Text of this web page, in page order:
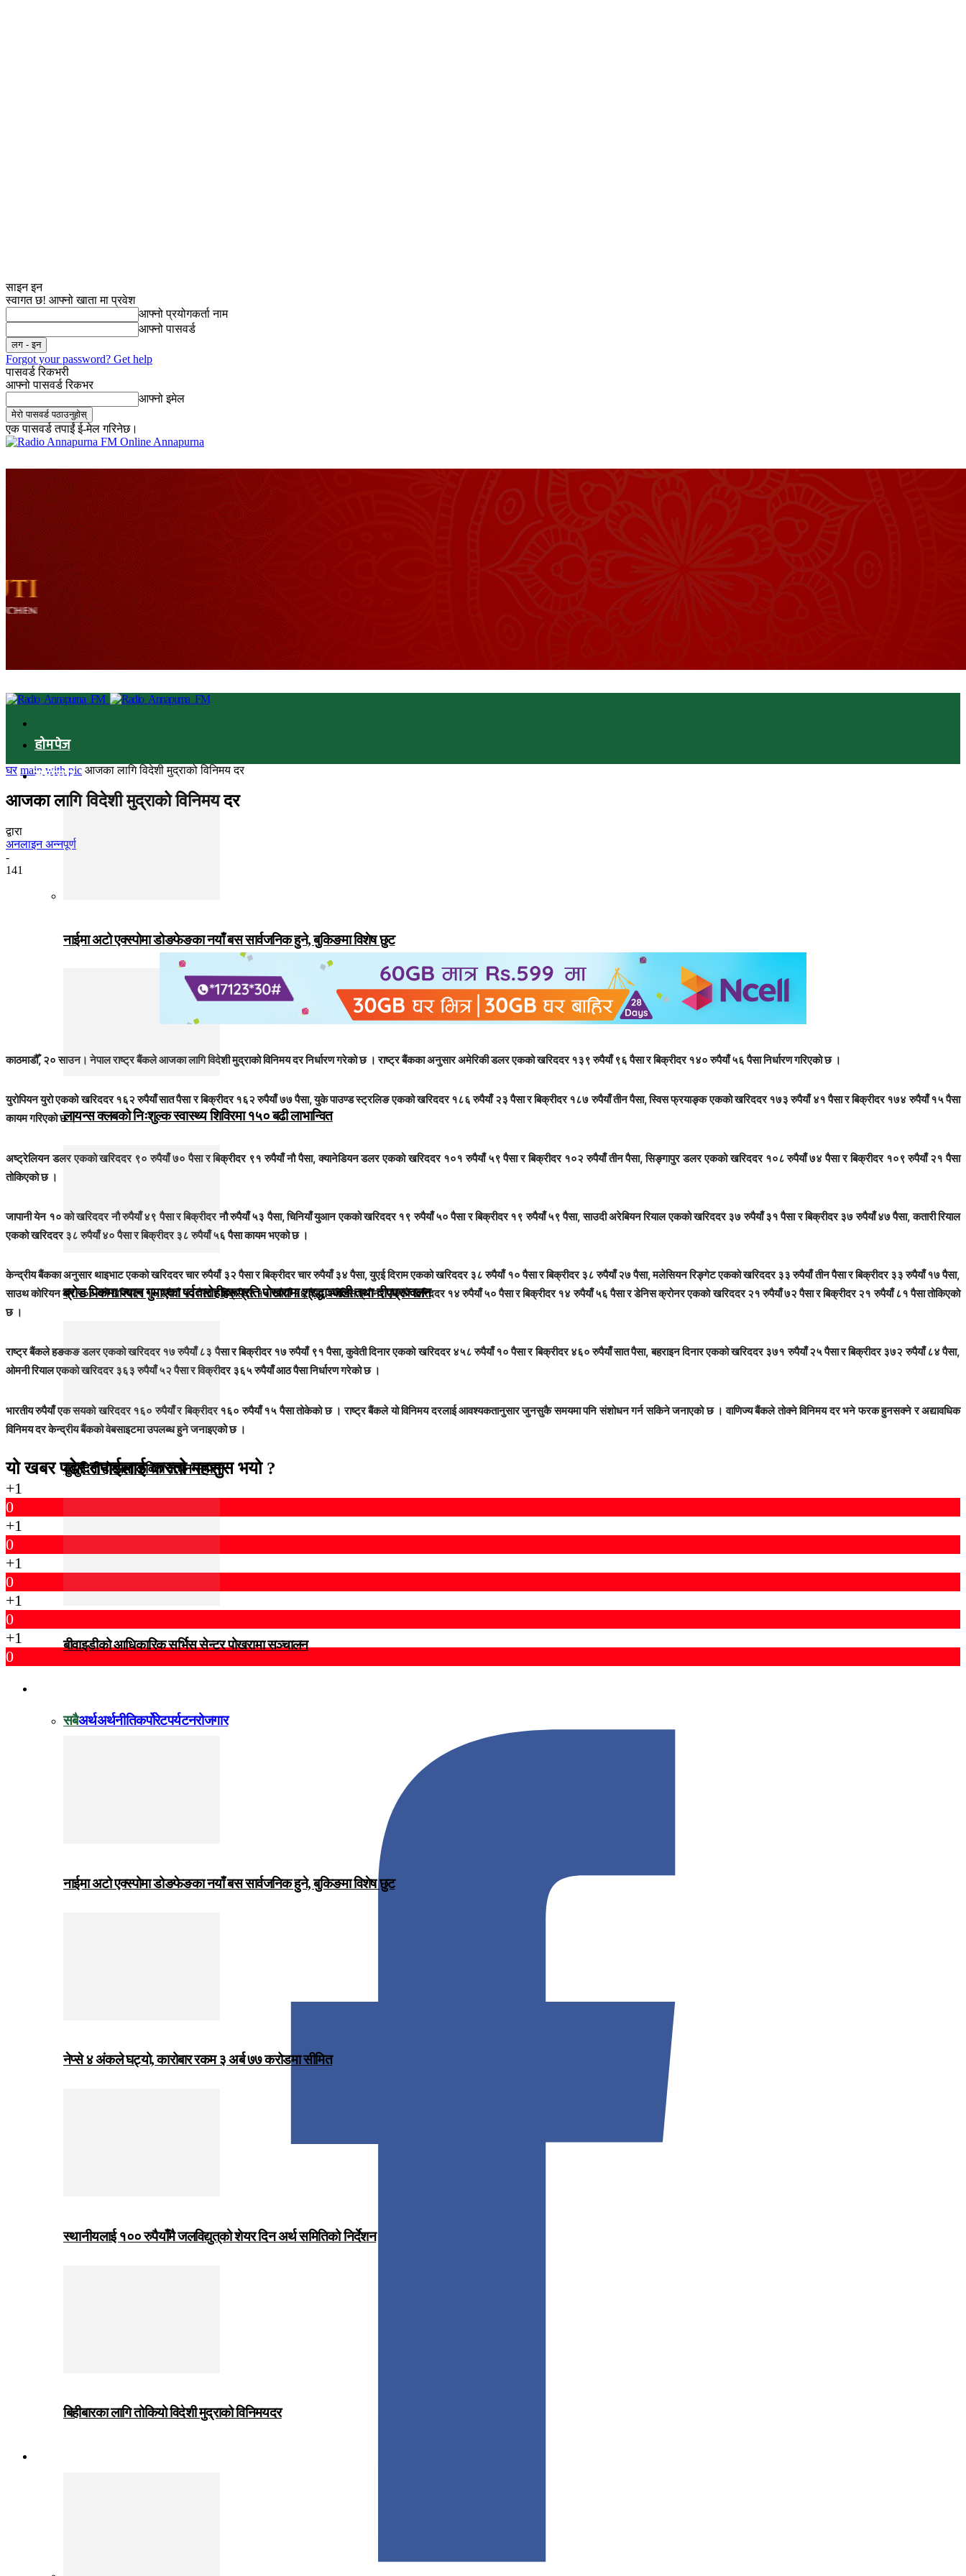
साइन इन
स्वागत छ! आफ्नो खाता मा प्रवेश
आफ्नो प्रयोगकर्ता नाम
आफ्नो पासवर्ड
Forgot your password? Get help
पासवर्ड रिकभरी
आफ्नो पासवर्ड रिकभर
आफ्नो इमेल
एक पासवर्ड तपाईं ई-मेल गरिनेछ।
Online Annapurna
होमपेज
समाचार
नाईमा अटो एक्स्पोमा डोङफेङका नयाँ बस सार्वजनिक हुने, बुकिङमा विशेष छुट
लायन्स क्लबको निःशुल्क स्वास्थ्य शिविरमा १५० बढी लाभान्वित
ब्रोड पिकमा ज्यान गुमाएका पर्वतारोहीहरूप्रति पोखरामा श्रद्धाञ्जली तथा दीपप्रज्वलन
कुमुदिनी होम्समा कविता वाचन सम्पन्न
बीवाइडीको आधिकारिक सर्भिस सेन्टर पोखरामा सञ्चालन
सबैअर्थअर्थनीतिकर्पोरेटपर्यटनरोजगार
नाईमा अटो एक्स्पोमा डोङफेङका नयाँ बस सार्वजनिक हुने, बुकिङमा विशेष छुट
नेप्से ४ अंकले घट्यो, कारोबार रकम ३ अर्ब ७७ करोडमा सीमित
स्थानीयलाई १०० रुपैयाँमै जलविद्युत्‌को शेयर दिन अर्थ समितिको निर्देशन
बिहीबारका लागि तोकियो विदेशी मुद्राको विनिमयदर
घर main with pic आजका लागि विदेशी मुद्राको विनिमय दर
आजका लागि विदेशी मुद्राको विनिमय दर
द्वारा
अनलाइन अन्नपूर्ण
-
141
काठमाडौँ, २० साउन। नेपाल राष्ट्र बैंकले आजका लागि विदेशी मुद्राको विनिमय दर निर्धारण गरेको छ । राष्ट्र बैंकका अनुसार अमेरिकी डलर एकको खरिददर १३९ रुपैयाँ ९६ पैसा र बिक्रीदर १४० रुपैयाँ ५६ पैसा निर्धारण गरिएको छ ।
युरोपियन युरो एकको खरिददर १६२ रुपैयाँ सात पैसा र बिक्रीदर १६२ रुपैयाँ ७७ पैसा, युके पाउण्ड स्ट्रलिङ एकको खरिददर १८६ रुपैयाँ २३ पैसा र बिक्रीदर १८७ रुपैयाँ तीन पैसा, स्विस फ्रयाङ्क एकको खरिददर १७३ रुपैयाँ ४१ पैसा र बिक्रीदर १७४ रुपैयाँ १५ पैसा
कायम गरिएको छ ।
अष्ट्रेलियन डलर एकको खरिददर ९० रुपैयाँ ७० पैसा र बिक्रीदर ९१ रुपैयाँ नौ पैसा, क्यानेडियन डलर एकको खरिददर १०१ रुपैयाँ ५९ पैसा र बिक्रीदर १०२ रुपैयाँ तीन पैसा, सिङ्गापुर डलर एकको खरिददर १०८ रुपैयाँ ७४ पैसा र बिक्रीदर १०९ रुपैयाँ २१ पैसा
तोकिएको छ ।
जापानी येन १० को खरिददर नौ रुपैयाँ ४९ पैसा र बिक्रीदर नौ रुपैयाँ ५३ पैसा, चिनियाँ युआन एकको खरिददर १९ रुपैयाँ ५० पैसा र बिक्रीदर १९ रुपैयाँ ५९ पैसा, साउदी अरेबियन रियाल एकको खरिददर ३७ रुपैयाँ ३१ पैसा र बिक्रीदर ३७ रुपैयाँ ४७ पैसा, कतारी रियाल
एकको खरिददर ३८ रुपैयाँ ४० पैसा र बिक्रीदर ३८ रुपैयाँ ५६ पैसा कायम भएको छ ।
केन्द्रीय बैंकका अनुसार थाइभाट एकको खरिददर चार रुपैयाँ ३२ पैसा र बिक्रीदर चार रुपैयाँ ३४ पैसा, युएई दिराम एकको खरिददर ३८ रुपैयाँ १० पैसा र बिक्रीदर ३८ रुपैयाँ २७ पैसा, मलेसियन रिङ्गेट एकको खरिददर ३३ रुपैयाँ तीन पैसा र बिक्रीदर ३३ रुपैयाँ १७ पैसा,
साउथ कोरियन वन १०० को खरिददर १० रुपैयाँ १२ पैसा र बिक्रीदर १० रुपैयाँ १६ पैसा, स्वीडिस क्रोनर एकको खरिददर १४ रुपैयाँ ५० पैसा र बिक्रीदर १४ रुपैयाँ ५६ पैसा र डेनिस क्रोनर एकको खरिददर २१ रुपैयाँ ७२ पैसा र बिक्रीदर २१ रुपैयाँ ८१ पैसा तोकिएको
छ ।
राष्ट्र बैंकले हङकङ डलर एकको खरिददर १७ रुपैयाँ ८३ पैसा र बिक्रीदर १७ रुपैयाँ ९१ पैसा, कुवेती दिनार एकको खरिददर ४५८ रुपैयाँ १० पैसा र बिक्रीदर ४६० रुपैयाँ सात पैसा, बहराइन दिनार एकको खरिददर ३७१ रुपैयाँ २५ पैसा र बिक्रीदर ३७२ रुपैयाँ ८४ पैसा,
ओमनी रियाल एकको खरिददर ३६३ रुपैयाँ ५२ पैसा र विक्रीदर ३६५ रुपैयाँ आठ पैसा निर्धारण गरेको छ ।
भारतीय रुपैयाँ एक सयको खरिददर १६० रुपैयाँ र बिक्रीदर १६० रुपैयाँ १५ पैसा तोकेको छ । राष्ट्र बैंकले यो विनिमय दरलाई आवश्यकतानुसार जुनसुकै समयमा पनि संशोधन गर्न सकिने जनाएको छ । वाणिज्य बैंकले तोक्ने विनिमय दर भने फरक हुनसक्ने र अद्यावधिक
विनिमय दर केन्द्रीय बैंकको वेबसाइटमा उपलब्ध हुने जनाइएको छ ।
यो खबर पढेर तपाईलाई कस्तो महसुस भयो ?
+1
0
+1
0
+1
0
+1
0
+1
0